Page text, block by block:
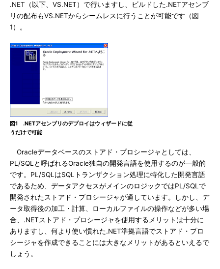
.NET（以下、VS.NET）で行いますし、ビルドした.NETアセンブ
リの配布もVS.NETからシームレスに行うことが可能です（図
1）。
図1 .NETアセンブリのデプロイはウィザードに従
うだけで可能
Oracleデータベースのストアド・プロシージャとしては、
PL/SQLと呼ばれるOracle独自の開発言語を使用するのが一般的
です。PL/SQLはSQLトランザクション処理に特化した開発言語
であるため、データアクセスがメインのロジックではPL/SQLで
開発されたストアド・プロシージャが適しています。しかし、デ
ータ取得後の加工・計算、ローカルファイルの操作などが多い場
合、.NETストアド・プロシージャを使用するメリットは十分に
ありますし、何より使い慣れた.NET準拠言語でストアド・プロ
シージャを作成できることには大きなメリットがあるといえるで
しょう。